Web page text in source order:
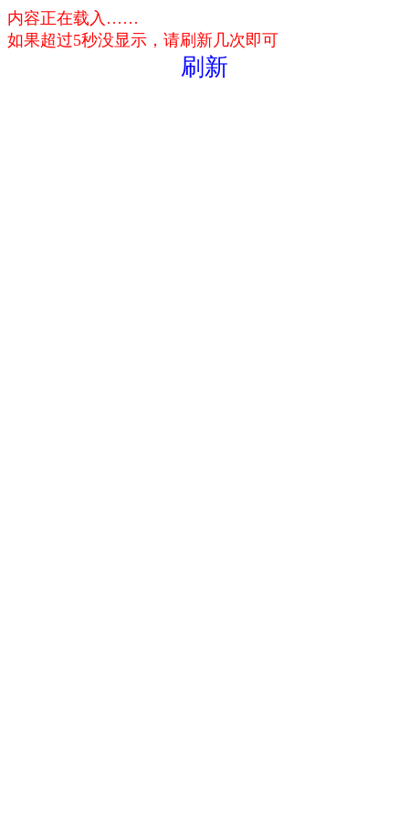
内容正在载入……
如果超过5秒没显示，请刷新几次即可
刷新